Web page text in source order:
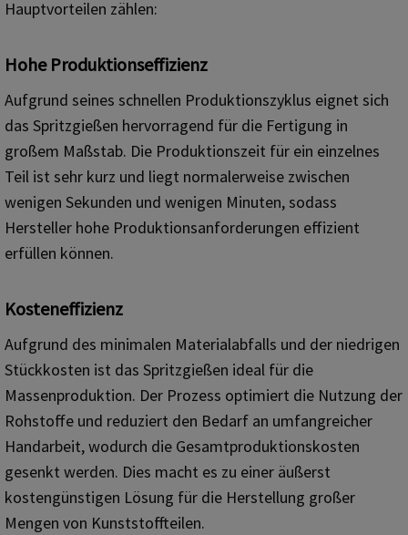
Hauptvorteilen zählen:
Hohe Produktionseffizienz
Aufgrund seines schnellen Produktionszyklus eignet sich
das Spritzgießen hervorragend für die Fertigung in
großem Maßstab. Die Produktionszeit für ein einzelnes
Teil ist sehr kurz und liegt normalerweise zwischen
wenigen Sekunden und wenigen Minuten, sodass
Hersteller hohe Produktionsanforderungen effizient
erfüllen können.
Kosteneffizienz
Aufgrund des minimalen Materialabfalls und der niedrigen
Stückkosten ist das Spritzgießen ideal für die
Massenproduktion. Der Prozess optimiert die Nutzung der
Rohstoffe und reduziert den Bedarf an umfangreicher
Handarbeit, wodurch die Gesamtproduktionskosten
gesenkt werden. Dies macht es zu einer äußerst
kostengünstigen Lösung für die Herstellung großer
Mengen von Kunststoffteilen.